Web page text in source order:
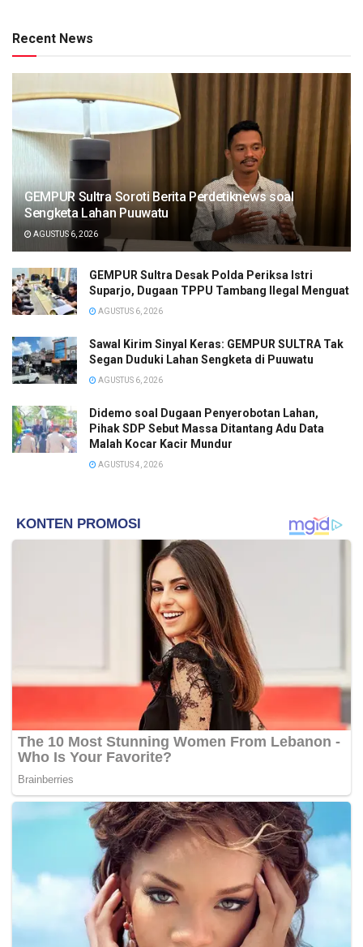
Recent News
GEMPUR Sultra Soroti Berita Perdetiknews soal
Sengketa Lahan Puuwatu
AGUSTUS 6, 2026
GEMPUR Sultra Desak Polda Periksa Istri
Suparjo, Dugaan TPPU Tambang Ilegal Menguat
AGUSTUS 6, 2026
Sawal Kirim Sinyal Keras: GEMPUR SULTRA Tak
Segan Duduki Lahan Sengketa di Puuwatu
AGUSTUS 6, 2026
Didemo soal Dugaan Penyerobotan Lahan,
Pihak SDP Sebut Massa Ditantang Adu Data
Malah Kocar Kacir Mundur
AGUSTUS 4, 2026